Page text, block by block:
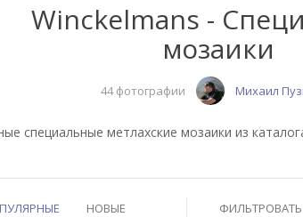
Winckelmans -
мозаики
44 фотографии Михаил
специальные метлахские мозаики из
НОВЫЕ ФИЛЬТРОВАТЬ